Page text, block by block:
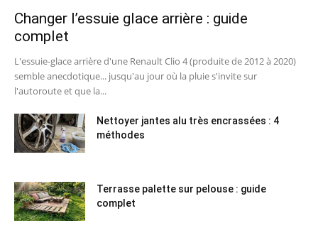
Changer l’essuie glace arrière : guide
complet
L'essuie-glace arrière d'une Renault Clio 4 (produite de 2012 à 2020)
semble anecdotique... jusqu'au jour où la pluie s'invite sur
l'autoroute et que la...
Nettoyer jantes alu très encrassées : 4
méthodes
Terrasse palette sur pelouse : guide
complet